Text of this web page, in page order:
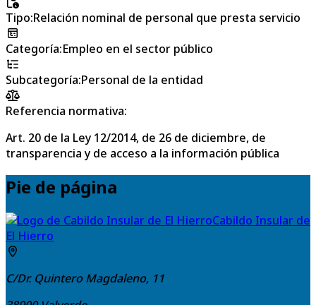
Tipo:Relación nominal de personal que presta servicio
Categoría:Empleo en el sector público
Subcategoría:Personal de la entidad
Referencia normativa:
Art. 20 de la Ley 12/2014, de 26 de diciembre, de
transparencia y de acceso a la información pública
Pie de página
Cabildo Insular de
El Hierro
C/Dr. Quintero Magdaleno, 11